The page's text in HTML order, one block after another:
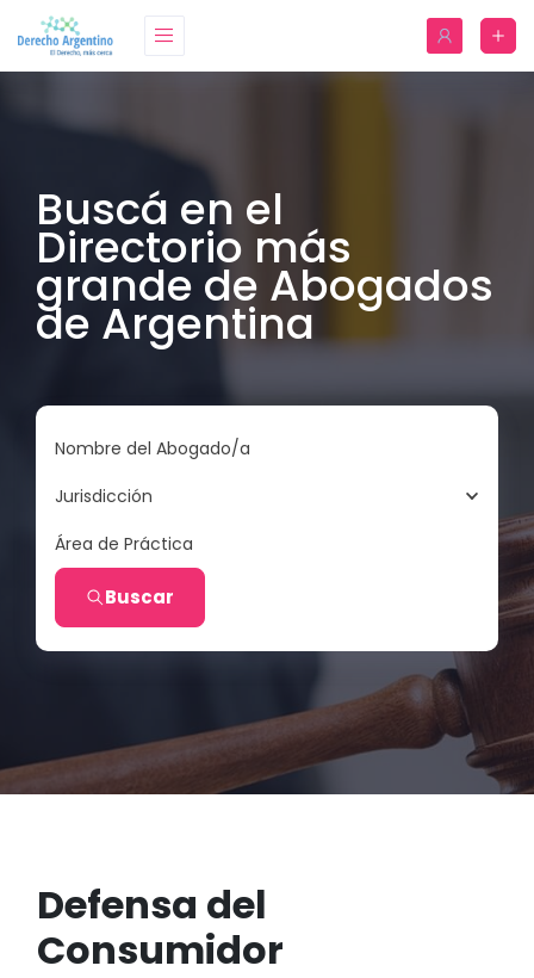
Buscá en el
Directorio más
grande de Abogados
de Argentina
Nombre del Abogado/a
Jurisdicción
Área de Práctica
Buscar
Defensa del
Consumidor